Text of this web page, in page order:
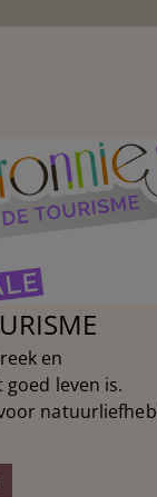
en
leven is.